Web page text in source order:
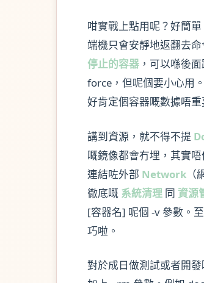
咁實戰上點用呢？好簡
端機只會安靜地返翻去
停止的容器 ，可以喺後
force，但呢個要小心用
好肯定個容器嘅數據唔
講到資源，就不得不提
嘅鏡像都會冇埋，其實唔
連結咗外部 Network
徹底嘅 系統清理 同 資源
[容器名] 呢個 -v 參數。
巧啦。
對於成日做測試或者開